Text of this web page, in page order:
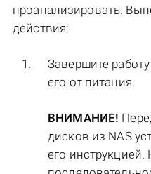
проанализировать.
действия:
Завершите
его от питания.
ВНИМАНИЕ!
дисков из NAS
его